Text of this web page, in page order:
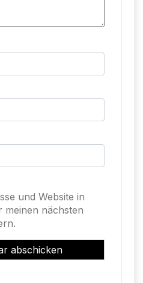
und Website in
meinen nächsten